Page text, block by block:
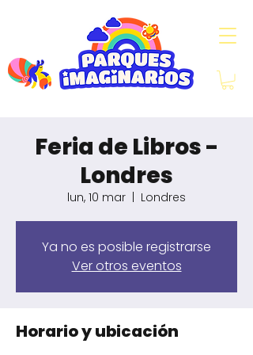
Feria de Libros -
Londres
lun, 10 mar
  |
Londres
Ya no es posible registrarse
Ver otros eventos
Horario y ubicación